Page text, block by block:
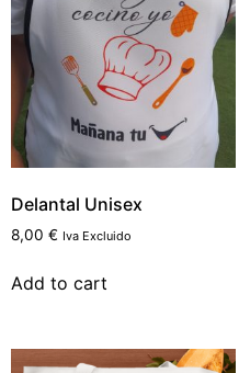
Delantal Unisex
8,00 € Iva Excluido
Add to cart